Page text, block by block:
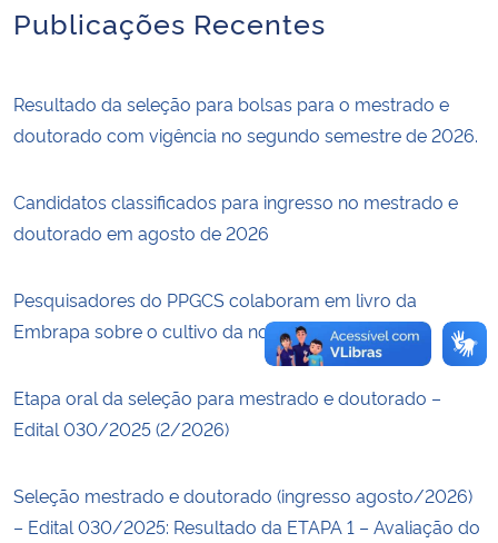
Secretaria de Governo
Advocacia-Geral da União
Planalto
Publicações Recentes
Resultado da seleção para bolsas para o mestrado e
doutorado com vigência no segundo semestre de 2026.
Candidatos classificados para ingresso no mestrado e
doutorado em agosto de 2026
Pesquisadores do PPGCS colaboram em livro da
Embrapa sobre o cultivo da nogueira-pecã
Etapa oral da seleção para mestrado e doutorado –
Edital 030/2025 (2/2026)
Seleção mestrado e doutorado (ingresso agosto/2026)
– Edital 030/2025: Resultado da ETAPA 1 – Avaliação do